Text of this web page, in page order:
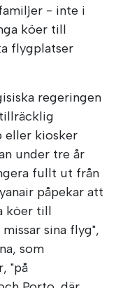
- inte i
köer till
flygplatser
regeringen
eller kiosker
under tre år
fullt ut från
påpekar att
köer till
sina flyg",
som
"på